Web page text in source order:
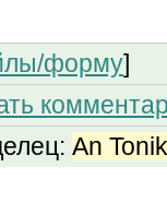
форму]
An